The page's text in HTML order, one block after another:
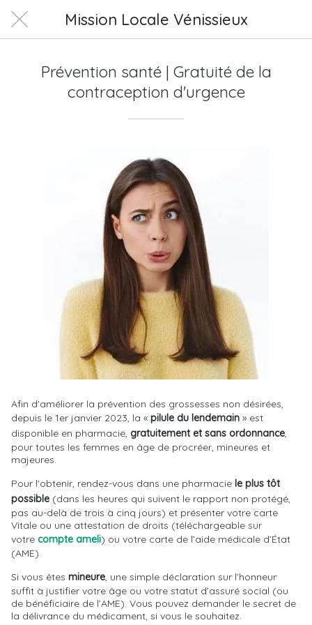
Mission Locale Vénissieux
Prévention santé | Gratuité de la
contraception d'urgence
Afin d'améliorer la prévention des grossesses non désirées,
depuis le 1er janvier 2023, la « pilule du lendemain » est
disponible en pharmacie, gratuitement et sans ordonnance
pour toutes les femmes en âge de procréer, mineures et
majeures.
Pour l'obtenir, rendez-vous dans une pharmacie le plus tôt
possible (dans les heures qui suivent le rapport non protégé,
pas au-delà de trois à cinq jours) et présenter votre carte
Vitale ou une attestation de droits (téléchargeable sur
votre compte ameli) ou votre carte de l’aide médicale d’État
(AME).
Si vous êtes mineure , une simple déclaration sur l’honneur
suffit à justifier votre âge ou votre statut d’assuré social (ou
de bénéficiaire de l’AME). Vous pouvez demander le secret de
la délivrance du médicament, si vous le souhaitez.